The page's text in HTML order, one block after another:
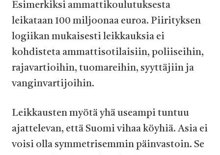
Esimerkiksi ammattikoulutuksesta
leikataan 100 miljoonaa euroa. Piirityksen
logiikan mukaisesti leikkauksia ei
kohdisteta ammattisotilaisiin, poliiseihin,
rajavartioihin, tuomareihin, syyttäjiin ja
vanginvartijoihin.
Leikkausten myötä yhä useampi tuntuu
ajattelevan, että Suomi vihaa köyhiä. Asia ei
voisi olla symmetrisemmin päinvastoin. Se